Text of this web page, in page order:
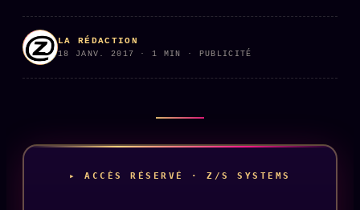
PRÉDICTIONS INFOFICTION
LA RÉDACTION
18 JANV. 2017 · 1 MIN · PUBLICITÉ
▸ ACCÈS RÉSERVÉ · Z/S SYSTEMS